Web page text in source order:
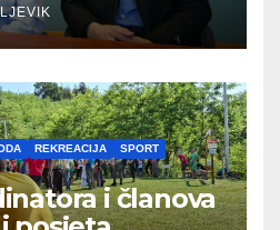
REKREACIJA
SPORT
i članova